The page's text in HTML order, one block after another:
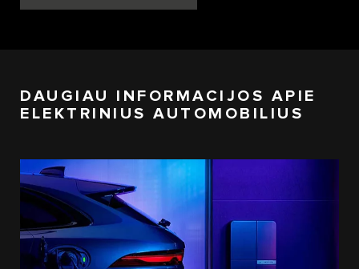
DAUGIAU INFORMACIJOS APIE
ELEKTRINIUS AUTOMOBILIUS